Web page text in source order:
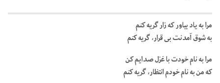
مرا به یاد بیاور که زار گریه کنم
به شوق آمدنت بى قرار، گریه کنم
مرا به نام خودت با غزل صدایم کن
که من به نام خودم انتظار، گریه کنم